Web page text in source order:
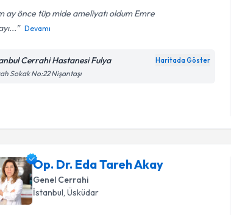
ay önce tüp mide ameliyatı oldum Emre
Devamı
Cerrahi Hastanesi Fulya Haritada Göster
Sokak No:22 Nişantaşı
Op. Dr. Eda Tareh Akay
Genel Cerrahi
İstanbul, Üsküdar